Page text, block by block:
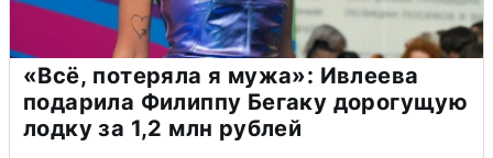
«Всё, потеряла я мужа»: Ивлеева
подарила Филиппу Бегаку дорогущую
лодку за 1,2 млн рублей